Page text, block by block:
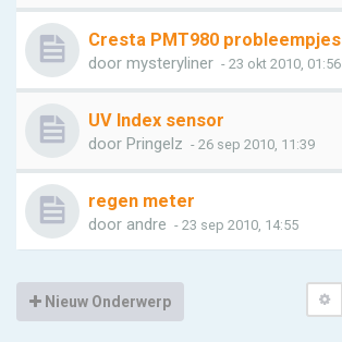
Cresta PMT980 probleempjes
door mysteryliner - 23 okt 2010, 01:56
UV Index sensor
door Pringelz - 26 sep 2010, 11:39
regen meter
door andre - 23 sep 2010, 14:55
Nieuw Onderwerp